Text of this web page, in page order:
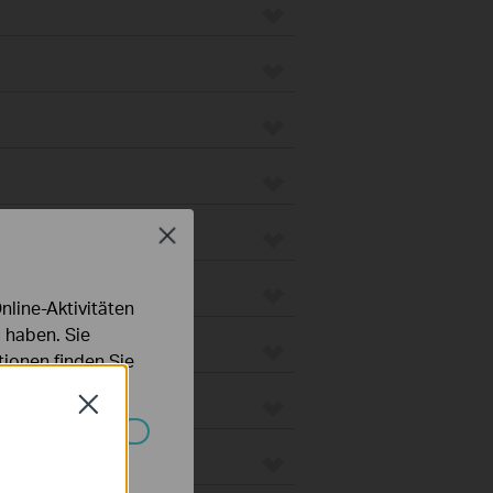
Close
Aktivitäten
Sie
finden Sie
nicht
Close